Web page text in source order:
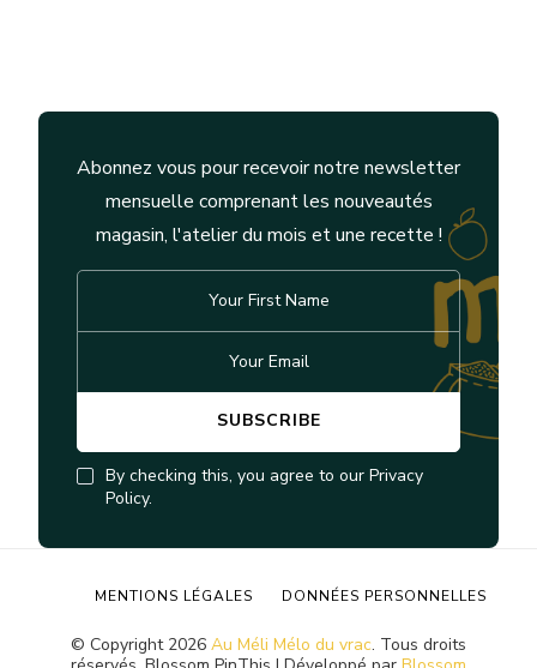
Abonnez vous pour recevoir notre newsletter
mensuelle comprenant les nouveautés
magasin, l'atelier du mois et une recette !
By checking this, you agree to our Privacy
Policy.
© Copyright 2026 Au Méli Mélo du vrac. Tous droits
MENTIONS LÉGALES DONNÉES PERSONNELLES